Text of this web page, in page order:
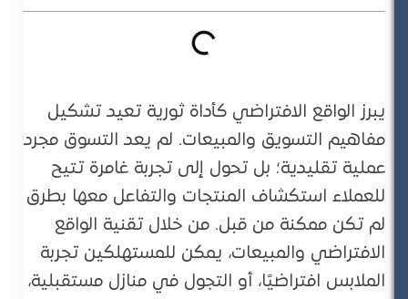
يبرز الواقع الافتراضي كأداة ثورية تعيد تشكيل
مفاهيم التسويق والمبيعات. لم يعد التسوق مجرد
عملية تقليدية؛ بل تحول إلى تجربة غامرة تتيح
للعملاء استكشاف المنتجات والتفاعل معها بطرق
لم تكن ممكنة من قبل. من خلال تقنية الواقع
الافتراضي والمبيعات، يمكن للمستهلكين تجربة
الملابس افتراضيًا، أو التجول في منازل مستقبلية،